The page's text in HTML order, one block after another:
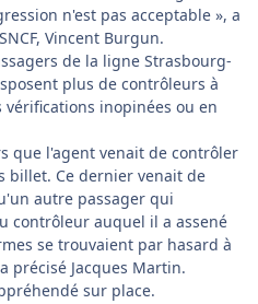
n'est pas acceptable », a
Vincent Burgun.
de la ligne Strasbourg-
plus de contrôleurs à
inopinées ou en
que l'agent venait de contrôler
billet. Ce dernier venait de
autre passager qui
contrôleur auquel il a assené
se trouvaient par hasard à
précisé Jacques Martin.
sur place.